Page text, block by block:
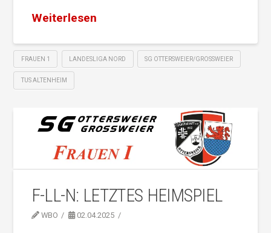
Weiterlesen
FRAUEN 1 LANDESLIGA NORD SG OTTERSWEIER/GROSSWEIER
TUS ALTENHEIM
F-LL-N: LETZTES HEIMSPIEL
WBO 02.04.2025